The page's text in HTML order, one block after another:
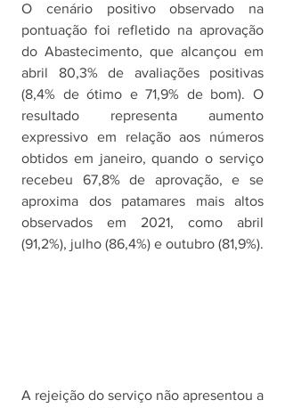
O cenário positivo observado na
pontuação foi refletido na aprovação
do Abastecimento, que alcançou em
abril 80,3% de avaliações positivas
(8,4% de ótimo e 71,9% de bom). O
resultado representa aumento
expressivo em relação aos números
obtidos em janeiro, quando o serviço
recebeu 67,8% de aprovação, e se
aproxima dos patamares mais altos
observados em 2021, como abril
A rejeição do serviço não apresentou a